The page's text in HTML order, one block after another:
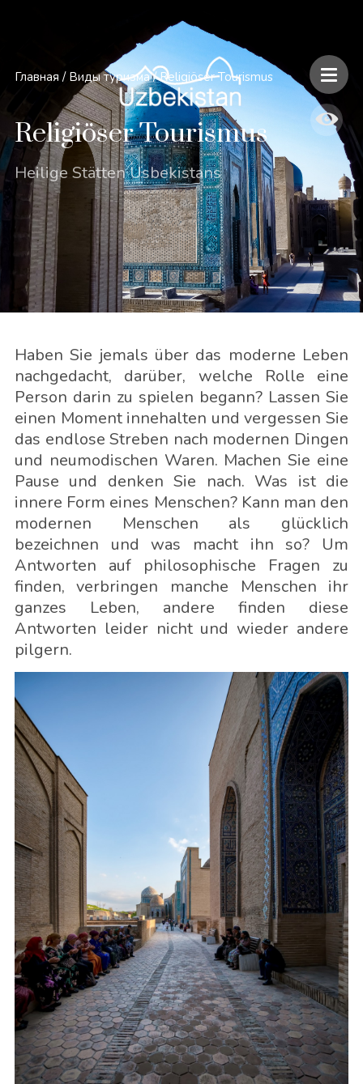
Главная / Виды туризма / Religiöser Tourismus
Religiöser Tourismus
Heilige Stätten Usbekistans
Haben Sie jemals über das moderne Leben
nachgedacht, darüber, welche Rolle eine
Person darin zu spielen begann? Lassen Sie
einen Moment innehalten und vergessen Sie
das endlose Streben nach modernen Dingen
und neumodischen Waren. Machen Sie eine
Pause und denken Sie nach. Was ist die
innere Form eines Menschen? Kann man den
modernen Menschen als glücklich
bezeichnen und was macht ihn so? Um
Antworten auf philosophische Fragen zu
finden, verbringen manche Menschen ihr
ganzes Leben, andere finden diese
Antworten leider nicht und wieder andere
pilgern.